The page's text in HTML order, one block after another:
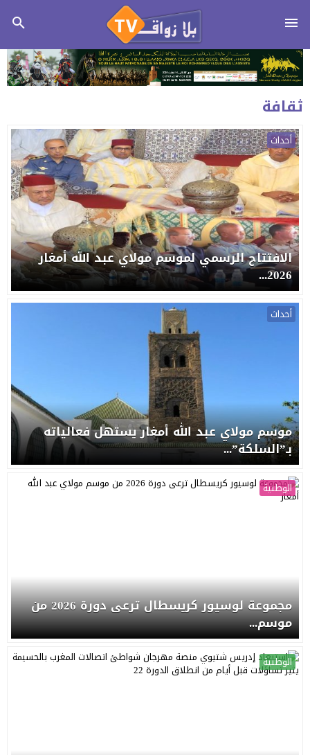
ثقافة
أحداث
الافتتاح الرسمي لموسم مولاي عبد الله أمغار
2026...
أحداث
موسم مولاي عبد الله أمغار يستهل فعالياته
بـ”السلكة”...
الوطنية
مجموعة لوسيور كريسطال ترعى دورة 2026 من
موسم...
الوطنية